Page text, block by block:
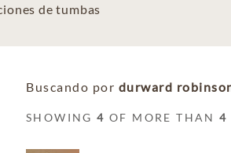
de tumbas
Buscando por durward
SHOWING4 OF MORE THAN4